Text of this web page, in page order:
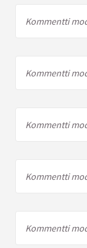
Kommentti
Kommentti
Kommentti
Kommentti
Kommentti